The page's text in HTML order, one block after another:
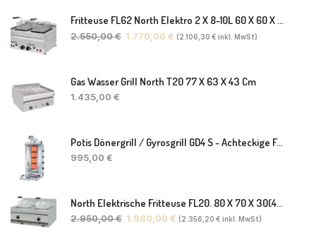
Fritteuse FL62 North Elektro 2 X 8-10L 60 X 60 X 30(38) Cm
2.550,00€ 1.770,00 € (2.106,30 € inkl. MwSt)
Gas Wasser Grill North T20 77 X 63 X 43 Cm
1.435,00 €
Potis Dönergrill / Gyrosgrill GD4 S - Achteckige Fettwanne-Ohne Schaufel
995,00 €
North Elektrische Fritteuse FL20. 80 X 70 X 30(46) Cm
2.950,00€ 1.980,00 € (2.356,20 € inkl. MwSt)